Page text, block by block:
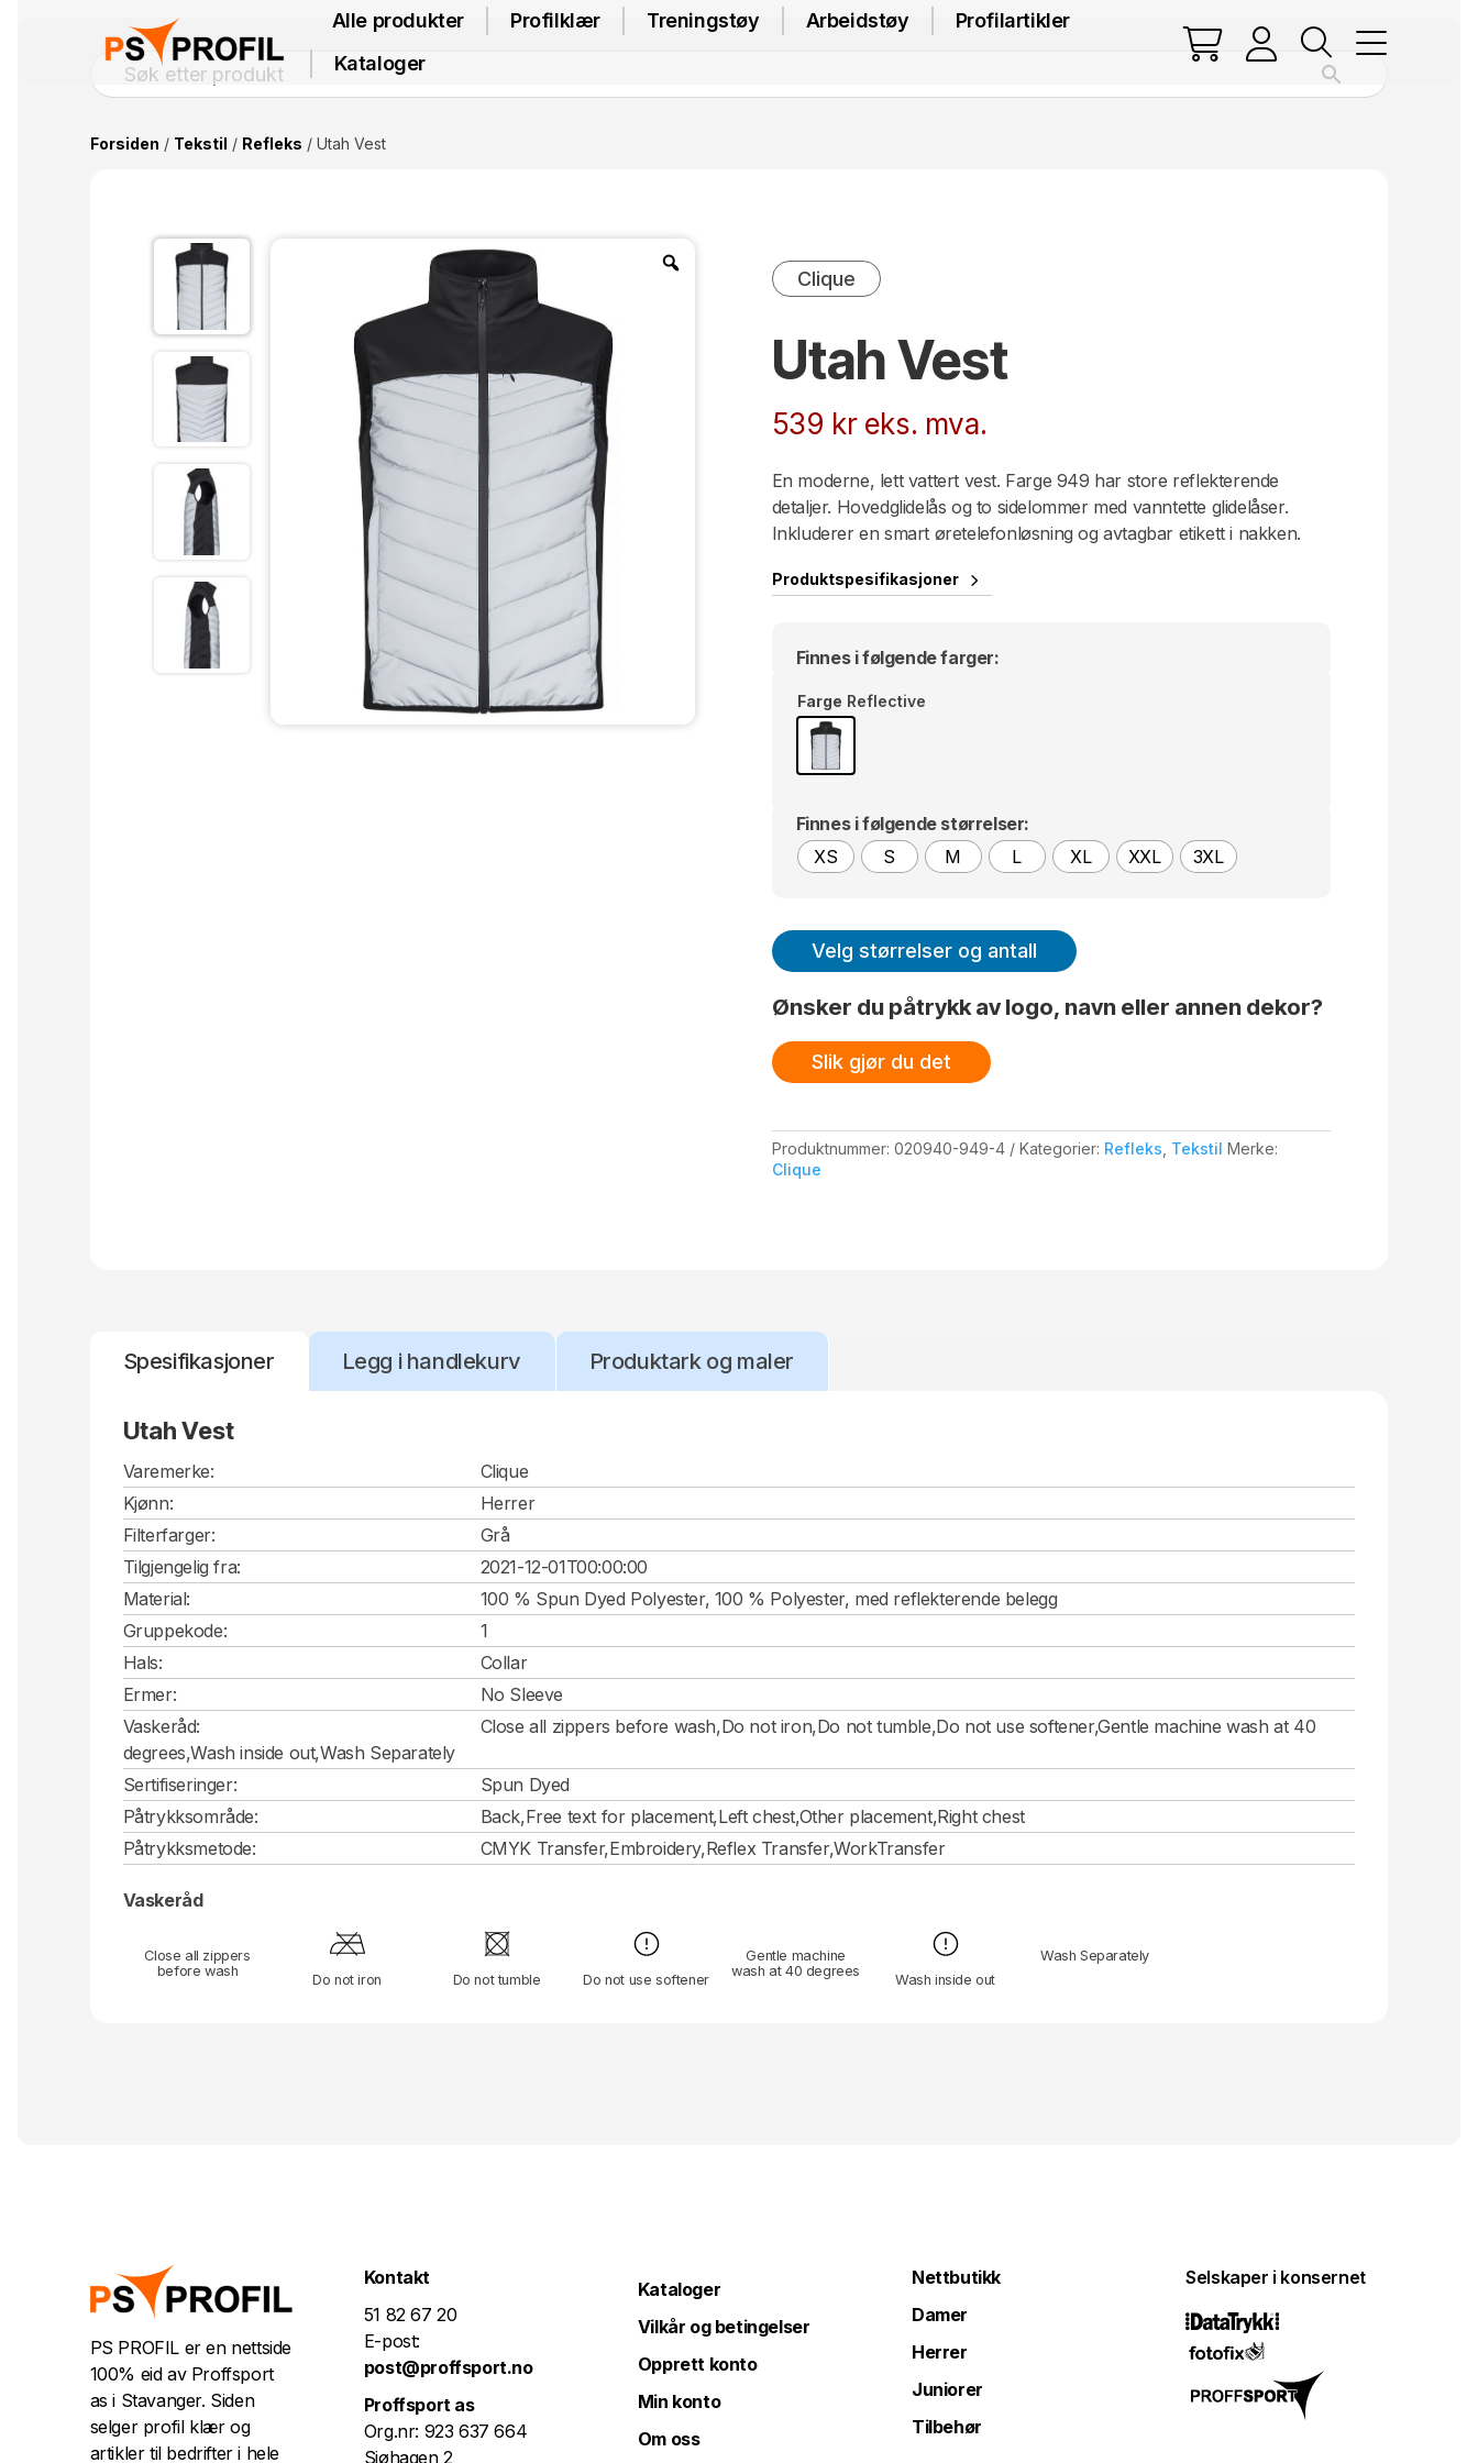
Alle produkter Profilklær Treningstøy Arbeidstøy
Profilartikler
Kataloger
Forsiden / Tekstil / Refleks / Utah Vest
Clique
Utah Vest
539 kr eks. mva.
En moderne, lett vattert vest. Farge 949 har store reflekterende
detaljer. Hovedglidelås og to sidelommer med vanntette glidelåser.
Inkluderer en smart øretelefonløsning og avtagbar etikett i nakken.
Produktspesifikasjoner
Finnes i følgende farger:
Farge Reflective
Finnes i følgende størrelser:
XS
S M L XL XXL 3XL
Velg størrelser og antall
Ønsker du påtrykk av logo, navn eller annen dekor?
Slik gjør du det
Produktnummer: 020940-949-4 Kategorier: Refleks Tekstil Merke:
Clique
Spesifikasjoner Legg i handlekurv Produktark og maler
Utah Vest
Varemerke:
Clique
Kjønn:
Herrer
Filterfarger:
Grå
Tilgjengelig fra:
2021-12-01T00:00:00
Material:
100 % Spun Dyed Polyester, 100 % Polyester, med reflekterende belegg
Gruppekode:
1
Hals:
Collar
Ermer:
No Sleeve
Vaskeråd:
Close all zippers before wash,Do not iron,Do not tumble,Do not use softener,Gentle machine wash at 40
degrees,Wash inside out,Wash Separately
Sertifiseringer:
Spun Dyed
Påtrykksområde:
Back,Free text for placement,Left chest,Other placement,Right chest
Påtrykksmetode:
CMYK Transfer,Embroidery,Reflex Transfer,WorkTransfer
Vaskeråd
Close all zippers
before wash
Do not iron Do not tumble Do not use softener
Gentle machine
wash at 40 degrees
Wash inside out
Wash Separately
PS PROFIL er en nettside
100% eid av Proffsport
as i Stavanger. Siden
selger profil klær og
artikler til bedrifter i hele
Kontakt
51 82 67 20
E-post:
post@proffsport.no
Proffsport as
Org.nr: 923 637 664
Sjøhagen 2
Kataloger
Vilkår og betingelser
Opprett konto
Min konto
Om oss
Nettbutikk
Damer
Herrer
Juniorer
Tilbehør
Selskaper i konsernet